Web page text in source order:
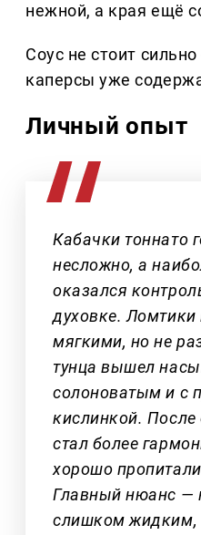
нежной, а края ещё
Соус не стоит
каперсы уже
Личный опыт
Кабачки тоннато
несложно, а
оказался
духовке. Ломтики
мягкими, но не
тунца вышел
солоноватым и с
кислинкой.
стал более
хорошо
Главный нюанс —
слишком жидким,